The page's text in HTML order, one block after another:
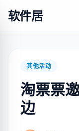
软件居
其他活动
淘票票
边